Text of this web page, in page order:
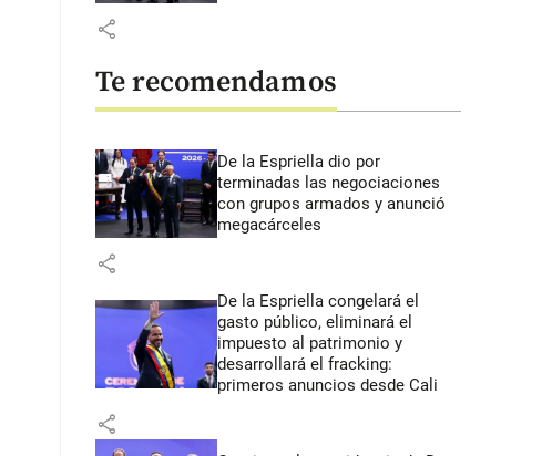
share
Te recomendamos
De la Espriella dio por
terminadas las negociaciones
con grupos armados y anunció
megacárceles
share
De la Espriella congelará el
gasto público, eliminará el
impuesto al patrimonio y
desarrollará el fracking:
primeros anuncios desde Cali
share